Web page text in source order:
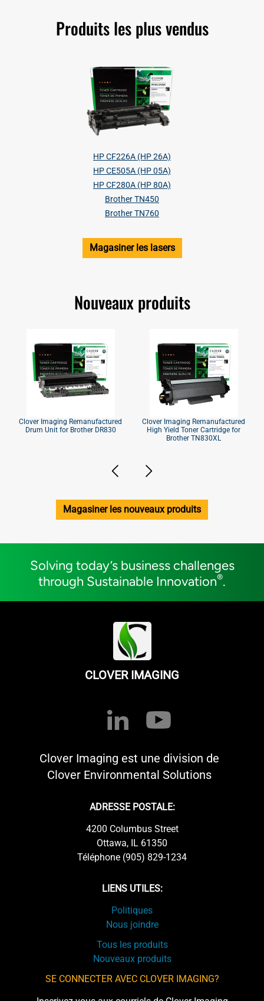
Produits les plus vendus
HP CF226A (HP 26A)
HP CE505A (HP 05A)
HP CF280A (HP 80A)
Brother TN450
Brother TN760
Magasiner les lasers
Nouveaux produits
Clover Imaging Remanufactured
Drum Unit for Brother DR830
Clover Imaging Remanufactured
High Yield Toner Cartridge for
Brother TN830XL
Magasiner les nouveaux produits
Solving today’s business challenges
through Sustainable Innovation®.
CLOVER IMAGING
Clover Imaging est une division de
Clover Environmental Solutions
ADRESSE POSTALE:
4200 Columbus Street
Ottawa, IL 61350
Téléphone (905) 829-1234
LIENS UTILES:
Politiques
Nous joindre
Tous les produits
Nouveaux produits
SE CONNECTER AVEC CLOVER IMAGING?